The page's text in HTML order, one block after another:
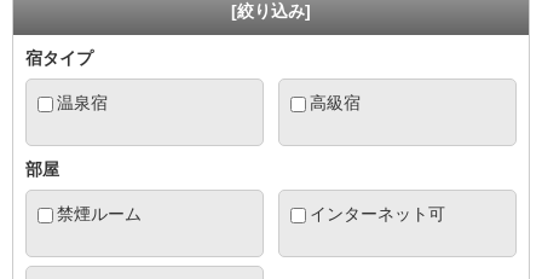
[絞り込み]
宿タイプ
温泉宿 高級宿
部屋
禁煙ルーム インターネット可